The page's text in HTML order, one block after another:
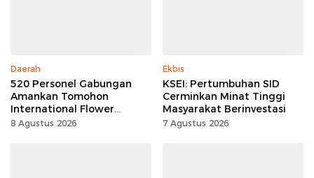
Daerah
520 Personel Gabungan
Amankan Tomohon
International Flower
Festival
8 Agustus 2026
Ekbis
KSEI: Pertumbuhan SID
Cerminkan Minat Tinggi
Masyarakat Berinvestasi
7 Agustus 2026